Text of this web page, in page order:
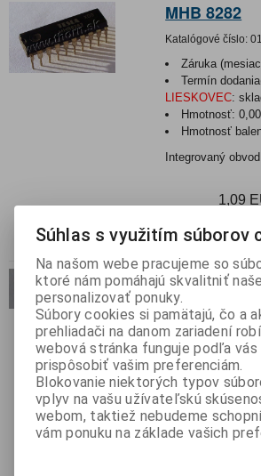
MHB 8282
Katalógové číslo:
Záruka
Termín
LIESKOVEC:
Hmotnosť:
Hmotnosť
Integrovaný
1,09
ks
MHB 8287
Katalógové číslo:
Záruka
Termín
LIESKOVEC:
Hmotnosť:
Hmotnosť
Integrovaný obvod
0,82
Súhlas s využitím súborov
Na našom webe pracujeme so
ktoré nám pomáhajú skvalitniť
personalizovať ponuky.
Súbory cookies si pamätajú, čo a
prehliadači na danom zariadení
webová stránka funguje podľa vás
prispôsobiť vašim preferenciám.
Blokovanie niektorých typov
vplyv na vašu užívateľskú
webom, taktiež nebudeme
vám ponuku na základe vašich